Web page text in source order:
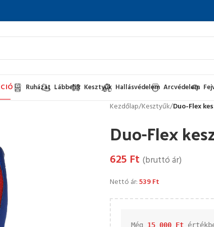
Ruházat Lábbelik Kesztyűk Hallásvédelem Arcvédelem
Kezdőlap/Kesztyűk/Duo-Flex
Duo-Flex
625 Ft (bruttó ár)
Nettó ár:539Ft
Még 15 000 Ft